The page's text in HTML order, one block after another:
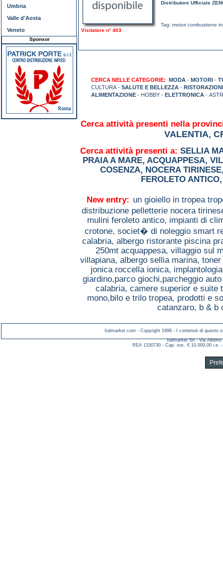
Visitatore n° 403
Distributore Ufficiale
Tag: motori combustione
CERCA NELLE CATEGORIE: MODA - MOTORI -
CULTURA - SALUTE E BELLEZZA -
ALIMENTAZIONE - HOBBY - ELETTRONICA -
Cerca attività presenti nella
VALENTIA,
Cerca attività presenti a: SELLIA
PRAIA A MARE, ACQUAPPESA,
COSENZA, NOCERA TIRINESE
FEROLETO ANTICO
New entry: un gioiello in tropea
distribuzione pelletterie nocera
mulini feroleto antico, impianti di
crotone, societ� di noleggio smart
calabria, albergo ristorante piscina
250mt acquappesa, villaggio sul
villapiana, albergo sellia marina,
jonica roccella ionica,
giardino,parco giochi,parcheggio
calabria, camere superior e suite
mono,bilo e trilo tropea, prodotti e
catanzaro, b & b
Umbria
Valle d'Aosta
Veneto
Sponsor
Italmarket.com - Copyright 1996 - I contenuti di questo
Italmarket Srl - Via Alberto
REA 1330730 - Cap. soc. € 10.000,00 i.e.